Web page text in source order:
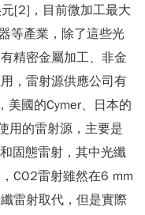
[2]，目前微加工最大
等產業，除了這些光
精密金屬加工、非金
，雷射源供應公司有
美國的Cymer、日本的
用的雷射源，主要是
固態雷射，其中光纖
CO2雷射雖然在6 mm
雷射取代，但是實際